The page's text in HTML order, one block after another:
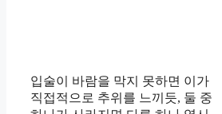
입술이 바람을 막지 못하면 이가
직접적으로 추위를 느끼듯, 둘 중